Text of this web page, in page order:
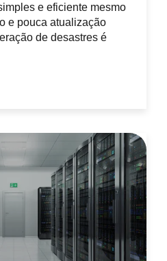
e eficiente mesmo
e pouca atualização
de desastres é